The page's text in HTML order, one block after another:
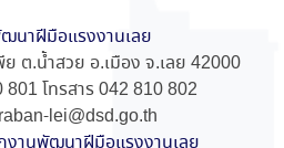
นาฝีมือแรงงานเลย
ต.น้ำสวย อ.เมือง จ.เลย 42000
โทรสาร 042 810 802
lei@dsd.go.th
งานพัฒนาฝีมือแรงงานเลย